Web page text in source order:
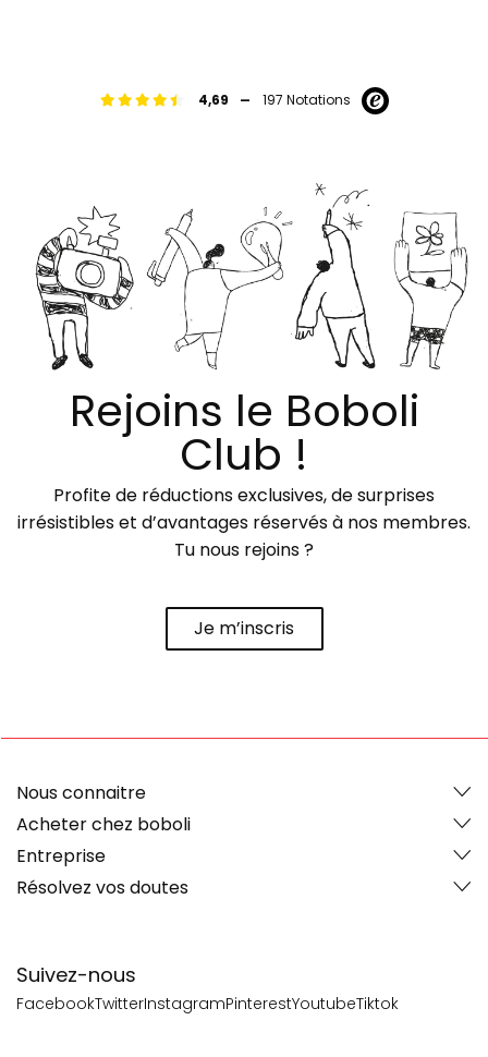
4,69 - 197 Notations
Rejoins le Boboli
Club !
Profite de réductions exclusives, de surprises
irrésistibles et d’avantages réservés à nos membres.
Tu nous rejoins ?
Je m’inscris
Suivez-nous
FacebookTwitterInstagramPinterestYoutubeTiktok
Nous connaitre
Acheter chez boboli
Entreprise
Résolvez vos doutes